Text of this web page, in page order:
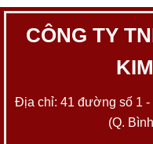
CÔNG TY
Địa chỉ: 41 đường số 1 -
(Q.